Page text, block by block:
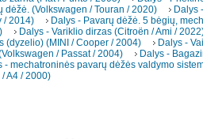
dėžė. (Volkswagen / Touran / 2020)
Dalys
/ 2014)
Dalys - Pavarų dėžė. 5 bėgių,
Dalys - Variklio dirzas (Citroën / Ami /
(dyzelio) (MINI / Cooper / 2004)
Dalys -
/ Passat / 2004)
Dalys -
- mechatroninės pavarų dėžės valdymo
A4 / 2000)